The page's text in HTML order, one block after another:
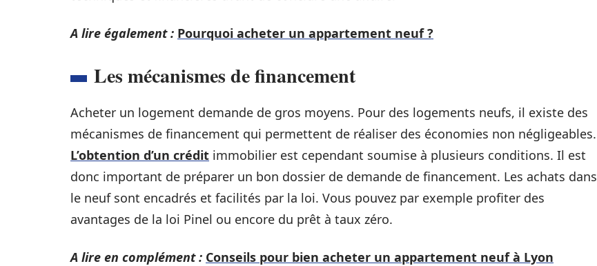
A lire également : Pourquoi acheter un appartement neuf ?
Les mécanismes de financement
Acheter un logement demande de gros moyens. Pour des logements neufs, il existe des
mécanismes de financement qui permettent de réaliser des économies non négligeables.
L’obtention d’un crédit immobilier est cependant soumise à plusieurs conditions. Il est
donc important de préparer un bon dossier de demande de financement. Les achats dans
le neuf sont encadrés et facilités par la loi. Vous pouvez par exemple profiter des
avantages de la loi Pinel ou encore du prêt à taux zéro.
A lire en complément : Conseils pour bien acheter un appartement neuf à Lyon